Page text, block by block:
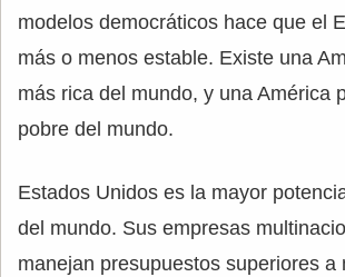
modelos democráticos hace que el
más o menos estable. Existe una
más rica del mundo, y una América
pobre del mundo.
Estados Unidos es la mayor
del mundo. Sus empresas
manejan presupuestos superiores a